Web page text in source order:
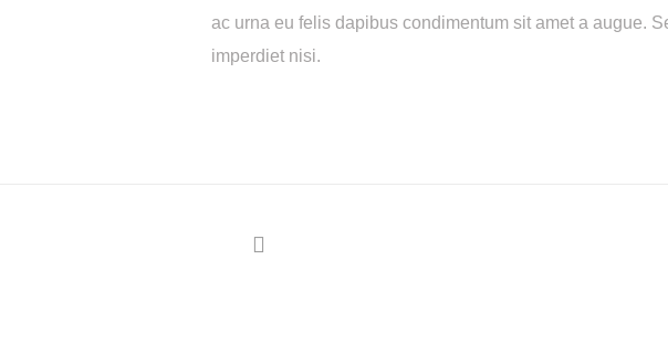
ac urna eu felis dapibus condimentum sit amet a augue.
imperdiet nisi.